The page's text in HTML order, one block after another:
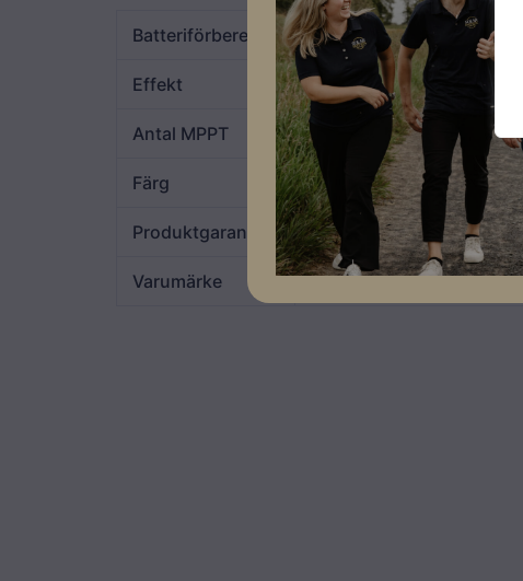
Batteriförberedd JA
Effekt 20kW
Antal MPPT
Färg Blå
Produktgaranti 10 år
Varumärke Solplanet